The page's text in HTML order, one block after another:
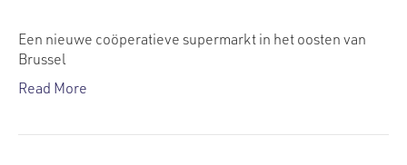
Een nieuwe coöperatieve supermarkt in het oosten van
Brussel
Read More